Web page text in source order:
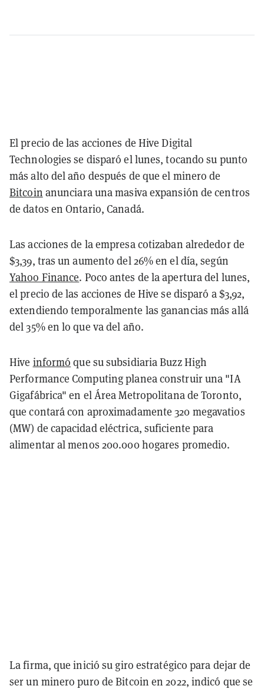
El precio de las acciones de Hive Digital
Technologies se disparó el lunes, tocando su punto
más alto del año después de que el minero de
Bitcoin anunciara una masiva expansión de centros
de datos en Ontario, Canadá.
Las acciones de la empresa cotizaban alrededor de
$3,39, tras un aumento del 26% en el día, según
Yahoo Finance. Poco antes de la apertura del lunes,
el precio de las acciones de Hive se disparó a $3,92,
extendiendo temporalmente las ganancias más allá
del 35% en lo que va del año.
Hive informó que su subsidiaria Buzz High
Performance Computing planea construir una "IA
Gigafábrica" en el Área Metropolitana de Toronto,
que contará con aproximadamente 320 megavatios
(MW) de capacidad eléctrica, suficiente para
alimentar al menos 200.000 hogares promedio.
La firma, que inició su giro estratégico para dejar de
ser un minero puro de Bitcoin en 2022, indicó que se